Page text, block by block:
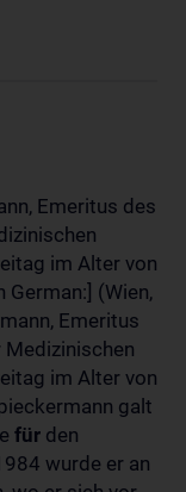
Emeritus des
im Alter von
(Wien,
Emeritus
Medizinischen
im Alter von
galt
für den
wurde er an